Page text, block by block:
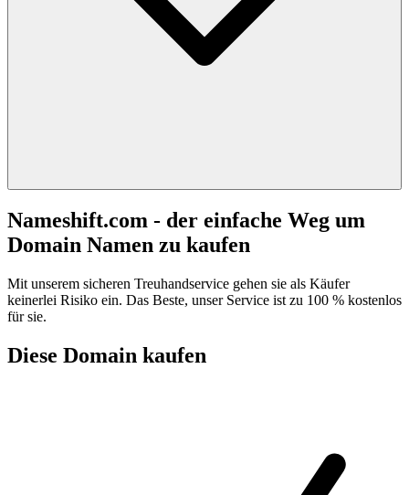
Nameshift.com - der einfache Weg um
Domain Namen zu kaufen
Mit unserem sicheren Treuhandservice gehen sie als Käufer
keinerlei Risiko ein. Das Beste, unser Service ist zu 100 % kostenlos
für sie.
Diese Domain kaufen